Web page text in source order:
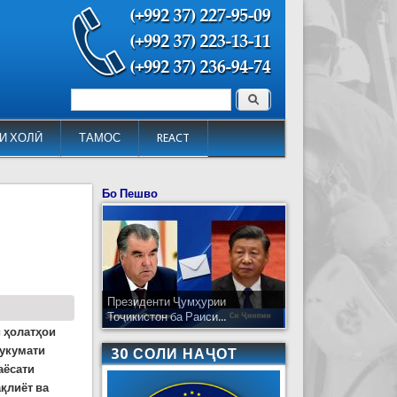
ХОЛӢ ТАМОС REACT
Форма поиска Поиск
ва
Бо Пешво
Президенти Ҷумҳурии
Тоҷикистон ба Раиси...
30 СОЛИ НАҶОТ